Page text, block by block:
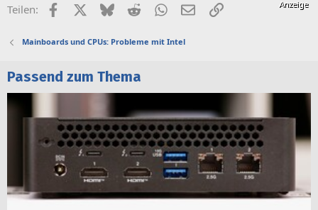
Teilen: FacebookX (Twitter)
BlueskyRedditWhatsApp
E-MailLink
Mainboards und CPUs: Probleme mit Intel
Passend zum Thema